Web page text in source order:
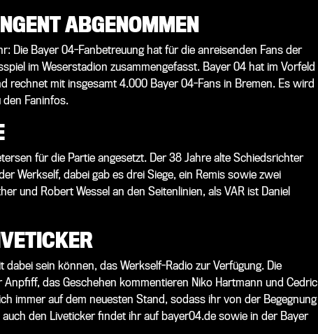
ABGENOMMEN
Die Bayer 04-Fanbetreuung hat für die anreisenden Fans der
im Weserstadion zusammengefasst. Bayer 04 hat im Vorfeld
rechnet mit insgesamt 4.000 Bayer 04-Fans in Bremen. Es wird
Faninfos.
für die Partie angesetzt. Der 38 Jahre alte Schiedsrichter
Werkself, dabei gab es drei Siege, ein Remis sowie zwei
und Robert Wessel an den Seitenlinien, als VAR ist Daniel
sein können, das Werkself-Radio zur Verfügung. Die
das Geschehen kommentieren Niko Hartmann und Cedric
immer auf dem neuesten Stand, sodass ihr von der Begegnung
den Liveticker findet ihr auf bayer04.de sowie in der Bayer